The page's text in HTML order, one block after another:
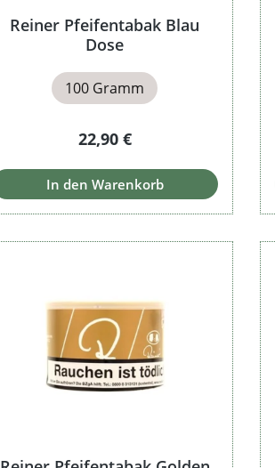
Reiner Pfeifentabak Blau
Dose
100 Gramm
Regulärer Preis:
22,90 €
In den Warenkorb